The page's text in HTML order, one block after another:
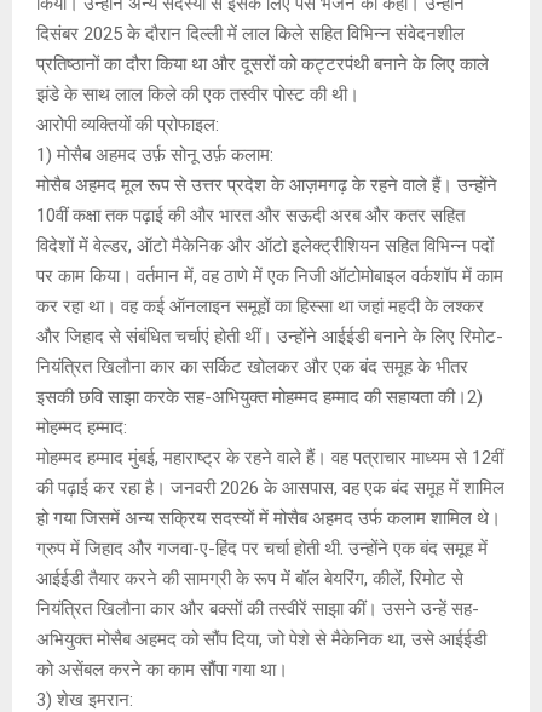
दिसंबर 2025 के दौरान दिल्ली में लाल किले सहित विभिन्न संवेदनशील
प्रतिष्ठानों का दौरा किया था और दूसरों को कट्टरपंथी बनाने के लिए काले
झंडे के साथ लाल किले की एक तस्वीर पोस्ट की थी।
आरोपी व्यक्तियों की प्रोफाइल:
1) मोसैब अहमद उर्फ़ सोनू उर्फ़ कलाम:
मोसैब अहमद मूल रूप से उत्तर प्रदेश के आज़मगढ़ के रहने वाले हैं। उन्होंने
10वीं कक्षा तक पढ़ाई की और भारत और सऊदी अरब और कतर सहित
विदेशों में वेल्डर, ऑटो मैकेनिक और ऑटो इलेक्ट्रीशियन सहित विभिन्न पदों
पर काम किया। वर्तमान में, वह ठाणे में एक निजी ऑटोमोबाइल वर्कशॉप में काम
कर रहा था। वह कई ऑनलाइन समूहों का हिस्सा था जहां महदी के लश्कर
और जिहाद से संबंधित चर्चाएं होती थीं। उन्होंने आईईडी बनाने के लिए रिमोट-
नियंत्रित खिलौना कार का सर्किट खोलकर और एक बंद समूह के भीतर
इसकी छवि साझा करके सह-अभियुक्त मोहम्मद हम्माद की सहायता की।2)
मोहम्मद हम्माद:
मोहम्मद हम्माद मुंबई, महाराष्ट्र के रहने वाले हैं। वह पत्राचार माध्यम से 12वीं
की पढ़ाई कर रहा है। जनवरी 2026 के आसपास, वह एक बंद समूह में शामिल
हो गया जिसमें अन्य सक्रिय सदस्यों में मोसैब अहमद उर्फ कलाम शामिल थे।
ग्रुप में जिहाद और गजवा-ए-हिंद पर चर्चा होती थी. उन्होंने एक बंद समूह में
आईईडी तैयार करने की सामग्री के रूप में बॉल बेयरिंग, कीलें, रिमोट से
नियंत्रित खिलौना कार और बक्सों की तस्वीरें साझा कीं। उसने उन्हें सह-
अभियुक्त मोसैब अहमद को सौंप दिया, जो पेशे से मैकेनिक था, उसे आईईडी
को असेंबल करने का काम सौंपा गया था।
3) शेख इमरान: